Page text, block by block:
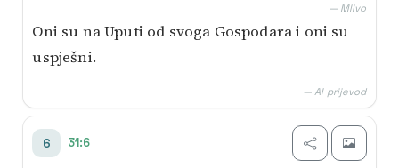
— Mlivo
Oni su na Uputi od svoga Gospodara i oni su
uspješni.
— AI prijevod
6 31:6